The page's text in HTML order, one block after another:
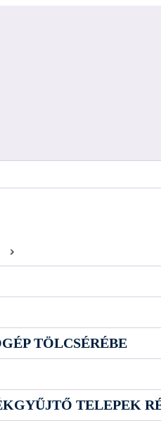
TÖLCSÉRÉBE
TELEPEK